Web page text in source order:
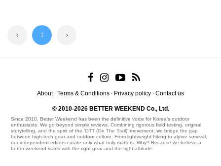
‹ 1 ›
About· Terms & Conditions · Privacy policy · Contact us
© 2010-2026 BETTER WEEKEND Co., Ltd.
Since 2010, Better Weekend has been the definitive voice for Korea’s outdoor
enthusiasts. We go beyond simple reviews. Combining rigorous field testing, original
storytelling, and the spirit of the ‘OTT (On The Trail)’ movement, we bridge the gap
between high-tech gear and outdoor culture. From lightweight hiking to alpine survival,
our independent editors curate only what truly matters. Why? Because we believe a
better weekend starts with the right gear and the right attitude.